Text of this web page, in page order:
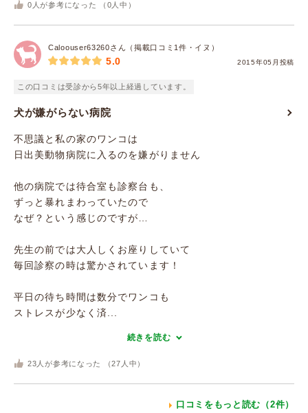
0 人が参考になった （ 0 人中）
Caloouser63260さん（掲載口コミ1件・イヌ）
2015年05月投稿
5.0
この口コミは受診から5年以上経過しています。
犬が嫌がらない病院
不思議と私の家のワンコは
日出美動物病院に入るのを嫌がりません
他の病院では待合室も診察台も、
ずっと暴れまわっていたので
なぜ？という感じのですが…
先生の前では大人しくお座りしていて
毎回診察の時は驚かされています！
平日の待ち時間は数分でワンコも
ストレスが少なく済...
続きを読む
23 人が参考になった （27 人中）
口コミをもっと読む（2件）